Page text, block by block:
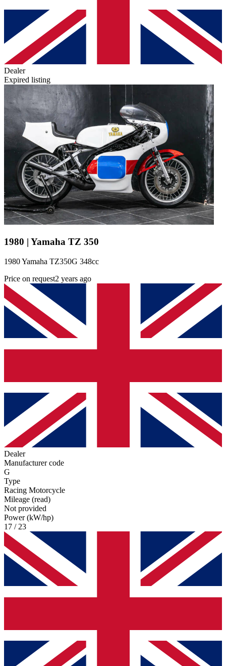
Dealer
Expired listing
1980 | Yamaha TZ 350
1980 Yamaha TZ350G 348cc
Price on request2 years ago
Dealer
Manufacturer code
G
Type
Racing Motorcycle
Mileage (read)
Not provided
Power (kW/hp)
17 / 23